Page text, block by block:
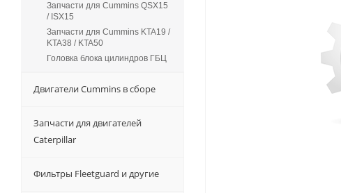
Запчасти для Cummins QSX15
/ ISX15
Запчасти для Cummins KTA19 /
KTA38 / KTA50
Головка блока цилиндров ГБЦ
Двигатели Cummins в сборе
Запчасти для двигателей
Caterpillar
Фильтры Fleetguard и другие